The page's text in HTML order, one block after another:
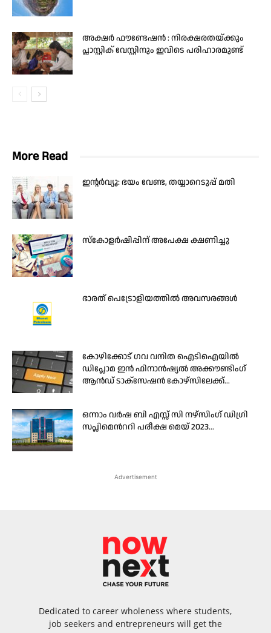
അക്ഷർ ഫൗണ്ടേഷൻ : നിരക്ഷരതയ്ക്കും
പ്ലാസ്റ്റിക് വേസ്റ്റിനും ഇവിടെ പരിഹാരമുണ്ട്
More Read
ഇന്റർവ്യൂ: ഭയം വേണ്ട, തയ്യാറെടുപ്പ് മതി
സ്‌കോളര്‍ഷിപ്പിന് അപേക്ഷ ക്ഷണിച്ചു
ഭാരത് പെട്രോളിയത്തില്‍ അവസരങ്ങള്‍
കോഴിക്കോട് ഗവ വനിത ഐടിഐയില്‍
ഡിപ്ലോമ ഇന്‍ ഫിനാന്‍ഷ്യല്‍ അക്കൗണ്ടിംഗ്
ആന്‍ഡ് ടാക്സേഷന്‍ കോഴ്സിലേക്ക്...
ഒന്നാം വർഷ ബി എസ്സ് സി നഴ്സിംഗ് ഡിഗ്രി
സപ്ലിമെന്‍ററി പരീക്ഷ മെയ് 2023...
Advertisement
Dedicated to career wholeness where students,
job seekers and entrepreneurs will get the